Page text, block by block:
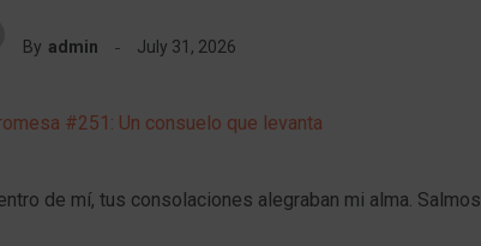
By admin July 31, 2026
de mí, tus consolaciones alegraban mi alma. Salmos